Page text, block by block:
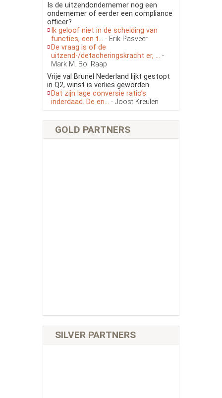
Is de uitzendondernemer nog een
ondernemer of eerder een compliance
officer?
Ik geloof niet in de scheiding van
functies, een t... - Erik Pasveer
De vraag is of de
uitzend-/detacheringskracht er, ... -
Mark M. Bol Raap
Vrije val Brunel Nederland lijkt gestopt
in Q2, winst is verlies geworden
Dat zijn lage conversie ratio’s
inderdaad. De en... - Joost Kreulen
GOLD PARTNERS
SILVER PARTNERS